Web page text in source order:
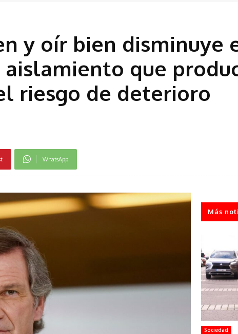
y oír bien disminuye
que
riesgo de deterioro
WhatsApp
Más
Sociedad